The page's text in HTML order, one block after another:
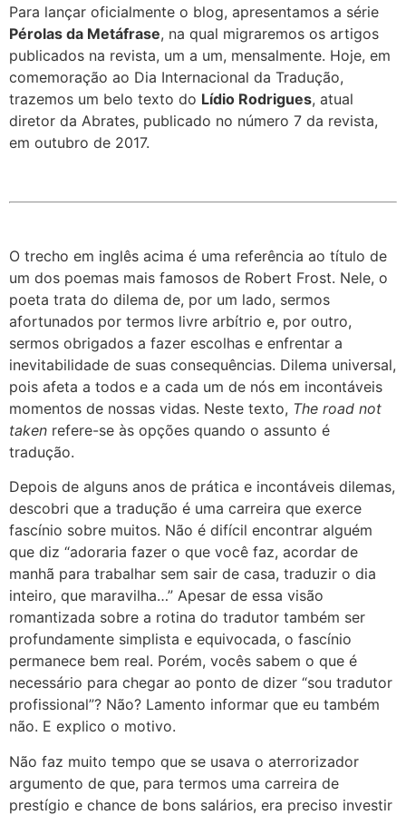
Para lançar oficialmente o blog, apresentamos a série
Pérolas da Metáfrase, na qual migraremos os artigos
publicados na revista, um a um, mensalmente. Hoje, em
comemoração ao Dia Internacional da Tradução,
trazemos um belo texto do Lídio Rodrigues, atual
diretor da Abrates, publicado no número 7 da revista,
em outubro de 2017.
O trecho em inglês acima é uma referência ao título de
um dos poemas mais famosos de Robert Frost. Nele, o
poeta trata do dilema de, por um lado, sermos
afortunados por termos livre arbítrio e, por outro,
sermos obrigados a fazer escolhas e enfrentar a
inevitabilidade de suas consequências. Dilema universal,
pois afeta a todos e a cada um de nós em incontáveis
momentos de nossas vidas. Neste texto, The road not
taken refere-se às opções quando o assunto é
tradução.
Depois de alguns anos de prática e incontáveis dilemas,
descobri que a tradução é uma carreira que exerce
fascínio sobre muitos. Não é difícil encontrar alguém
que diz “adoraria fazer o que você faz, acordar de
manhã para trabalhar sem sair de casa, traduzir o dia
inteiro, que maravilha…” Apesar de essa visão
romantizada sobre a rotina do tradutor também ser
profundamente simplista e equivocada, o fascínio
permanece bem real. Porém, vocês sabem o que é
necessário para chegar ao ponto de dizer “sou tradutor
profissional”? Não? Lamento informar que eu também
não. E explico o motivo.
Não faz muito tempo que se usava o aterrorizador
argumento de que, para termos uma carreira de
prestígio e chance de bons salários, era preciso investir